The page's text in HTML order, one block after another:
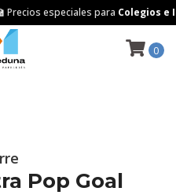
Precios especiales paraColegios e
0
Pop Goal